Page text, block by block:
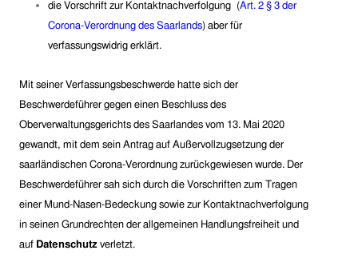
die Vorschrift zur Kontaktnachverfolgung (Art. 2 § 3 der
Corona-Verordnung des Saarlands) aber für
verfassungswidrig erklärt.
Mit seiner Verfassungsbeschwerde hatte sich der
Beschwerdeführer gegen einen Beschluss des
Oberverwaltungsgerichts des Saarlandes vom 13. Mai 2020
gewandt, mit dem sein Antrag auf Außervollzugsetzung der
saarländischen Corona-Verordnung zurückgewiesen wurde. Der
Beschwerdeführer sah sich durch die Vorschriften zum Tragen
einer Mund-Nasen-Bedeckung sowie zur Kontaktnachverfolgung
in seinen Grundrechten der allgemeinen Handlungsfreiheit und
auf Datenschutz verletzt.